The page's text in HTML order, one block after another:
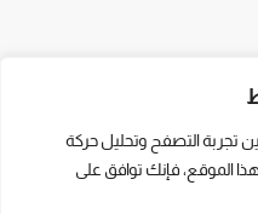
تجربة التصفح وتحليل حركة
الموقع، فإنك توافق على